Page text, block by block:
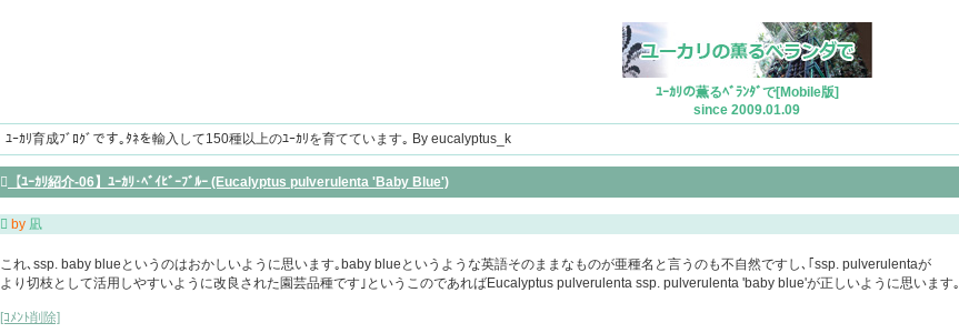
ﾕｰｶﾘの薫るﾍﾞﾗﾝﾀﾞで[Mobile版]
since 2009.01.09
ﾕｰｶﾘ育成ﾌﾞﾛｸﾞです｡ﾀﾈを輸入して150種以上のﾕｰｶﾘを育てています｡ By eucalyptus_k
 【ﾕｰｶﾘ紹介-06】ﾕｰｶﾘ･ﾍﾞｲﾋﾞｰﾌﾞﾙｰ (Eucalyptus pulverulenta 'Baby Blue')
 by 凪
これ､ssp. baby blueというのはおかしいように思います｡baby blueというような英語そのままなものが亜種名と言うのも不自然ですし､｢ssp. pulverulentaが
より切枝として活用しやすいように改良された園芸品種です｣というこのであればEucalyptus pulverulenta ssp. pulverulenta 'baby blue'が正しいように思います｡
[ｺﾒﾝﾄ削除]